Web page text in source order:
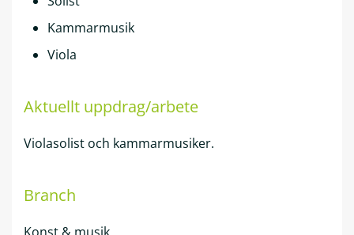
Kammarmusik
Viola
Aktuellt uppdrag/arbete
Violasolist och kammarmusiker.
Branch